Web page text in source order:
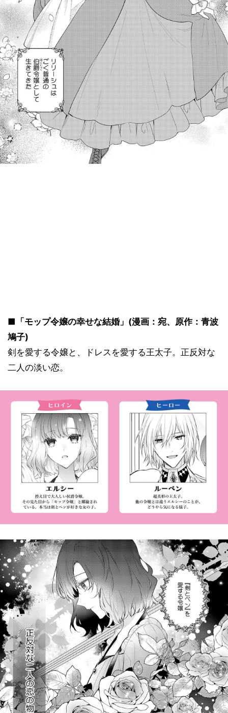
■「モップ令嬢の幸せな結婚」(漫画：宛、原作：青波
鳩子)
剣を愛する令嬢と、ドレスを愛する王太子。正反対な
二人の淡い恋。